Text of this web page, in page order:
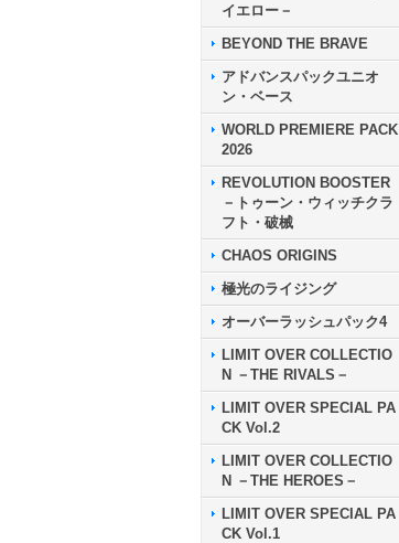
イエロー－
BEYOND THE BRAVE
アドバンスパックユニオ
ン・ベース
WORLD PREMIERE PACK
2026
REVOLUTION BOOSTER
－トゥーン・ウィッチクラ
フト・破械
CHAOS ORIGINS
極光のライジング
オーバーラッシュパック4
LIMIT OVER COLLECTIO
N －THE RIVALS－
LIMIT OVER SPECIAL PA
CK Vol.2
LIMIT OVER COLLECTIO
N －THE HEROES－
LIMIT OVER SPECIAL PA
CK Vol.1